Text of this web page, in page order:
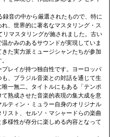
音の中から厳選されたもので、特に
、世界的に著名なマスタリング・ス
マスタリングが施されました。古い
かみのあるサウンドが実現していま
た実力派ミュージシャンたちが参加
レイが持つ独自性です。ヨーロッパ
、ブラジル音楽との対話を通じて生
一無二。タイトルにもある「テンポ
て熟成させた音楽的表現の集大成を意
ティン・ミュラー自身のオリジナル
スト、セルソ・マシャードらの楽曲
様性が存分に楽しめる内容となって